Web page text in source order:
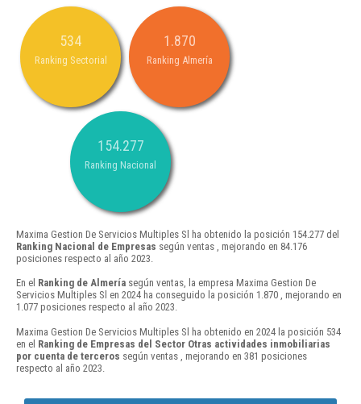
534
Ranking Sectorial
1.870
Ranking Almería
154.277
Ranking Nacional
Maxima Gestion De Servicios Multiples Sl ha obtenido la posición 154.277 del
Ranking Nacional de Empresas según ventas , mejorando en 84.176
posiciones respecto al año 2023.
En el Ranking de Almería según ventas, la empresa Maxima Gestion De
Servicios Multiples Sl en 2024 ha conseguido la posición 1.870 , mejorando en
1.077 posiciones respecto al año 2023.
Maxima Gestion De Servicios Multiples Sl ha obtenido en 2024 la posición 534
en el Ranking de Empresas del Sector Otras actividades inmobiliarias
por cuenta de terceros según ventas , mejorando en 381 posiciones
respecto al año 2023.